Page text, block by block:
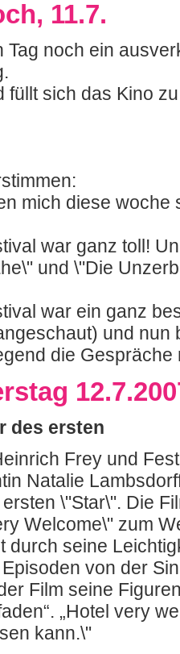
11.7.
Tag noch ein
füllt sich das Kino
mich diese woche
war ganz toll!
und \"Die
war ein ganz
und nun
die
des ersten
Frey und
Natalie
\"Star\". Die
Welcome\" zum
durch seine
von der
Film seine
„Hotel very
kann.\"